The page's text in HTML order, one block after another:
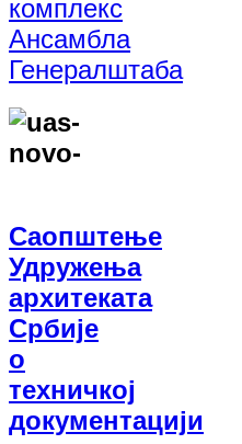
комплекс
Ансамбла
Генералштаба
Саопштење
Удружења
архитеката
Србије
о
техничкој
документацији